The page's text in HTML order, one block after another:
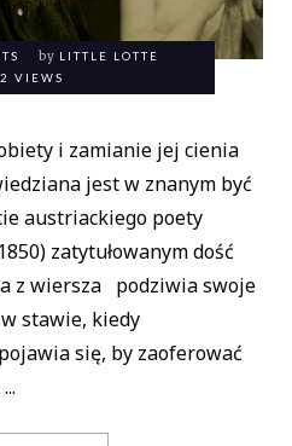
by LITTLE LOTTE
VIEWS
i zamianie jej cienia
jest w znanym być
austriackiego poety
zatytułowanym dość
z wiersza podziwia swoje
stawie, kiedy
się, by zaoferować